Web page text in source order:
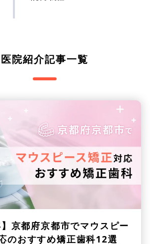
医院紹介記事一覧
京都府京都市でマウスピー
のおすすめ矯正歯科12選